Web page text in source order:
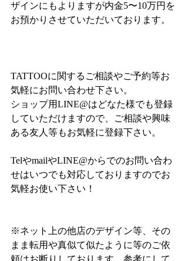
ザインにもよりますが内金5〜10万円を
お預かりさせていただいております。
TATTOOに関するご相談やご予約等お
気軽にお問い合わせ下さい。
ショップ用LINE@はどなた様でも登録
していただけますので、ご相談や興味
ある友人等もお気軽に登録下さい。
TelやmailやLINE@からでのお問い合わ
せはいつでも対応しておりますのでお
気軽お使い下さい！
※ネット上の他店のデザイン等、その
まま転用や真似て似たように等のご依